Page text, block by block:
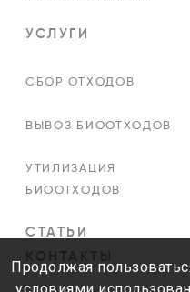
УСЛУГИ
СБОР ОТХОДОВ
ВЫВОЗ БИООТХОДОВ
УТИЛИЗАЦИЯ
БИООТХОДОВ
СТАТЬИ
Продолжая